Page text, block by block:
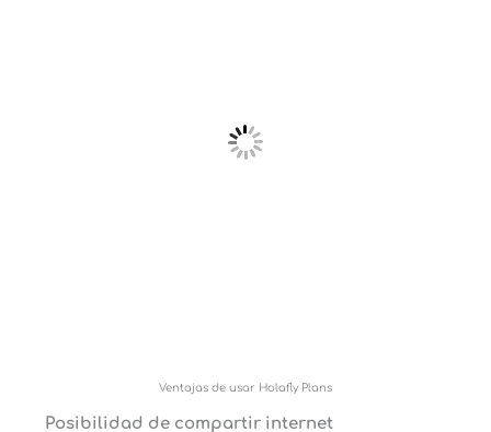
Ventajas de usar Holafly Plans
Posibilidad de compartir internet